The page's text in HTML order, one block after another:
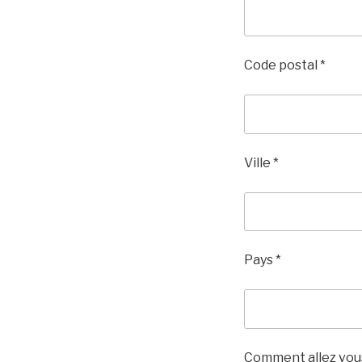
Code postal *
Ville *
Pays *
Comment allez